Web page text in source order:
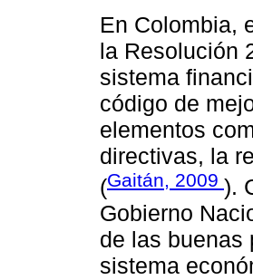
En Colombia,
la Resolución
sistema
código de
elementos
directivas, la
(Gaitán, 2009 ).
Gobierno
de las buenas
sistema